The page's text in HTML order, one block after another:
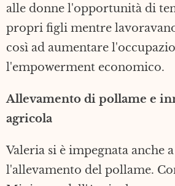
alle donne l'opportunità di
propri figli mentre
così ad aumentare
l'empowerment economico.
Allevamento di pollame e
agricola
Valeria si è impegnata anche
l'allevamento del pollame.